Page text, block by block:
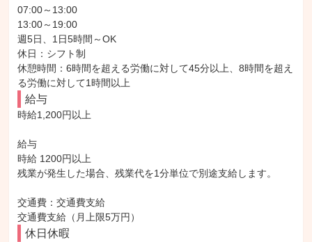
07:00～13:00
13:00～19:00
週5日、1日5時間～OK
休日：シフト制
休憩時間：6時間を超える労働に対して45分以上、8時間を超え
る労働に対して1時間以上
給与
時給1,200円以上
給与
時給 1200円以上
残業が発生した場合、残業代を1分単位で別途支給します。
交通費：交通費支給
交通費支給（月上限5万円）
休日休暇